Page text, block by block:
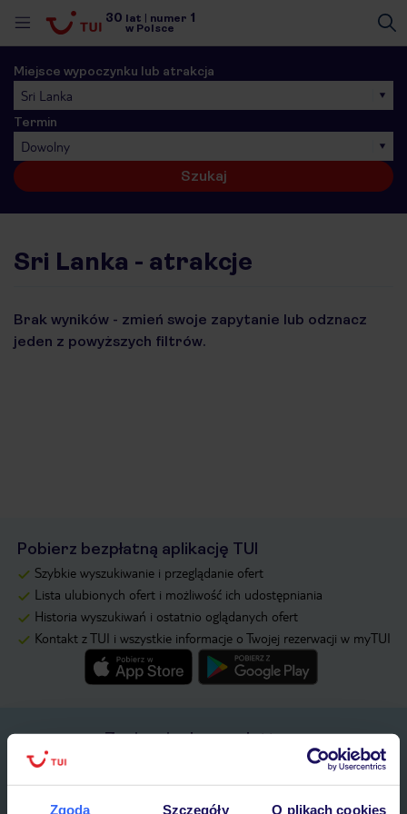
Zgoda Szczegóły O plikach cookies
30 lat numer 1
w Polsce
Miejsce wypoczynku lub atrakcja
Sri Lanka
Termin
Dowolny
Szukaj
Sri Lanka - atrakcje
Brak wyników - zmień swoje zapytanie lub odznacz
jeden z powyższych filtrów.
Pobierz bezpłatną aplikację TUI
Szybkie wyszukiwanie i przeglądanie ofert
Lista ulubionych ofert i możliwość ich udostępniania
Historia wyszukiwań i ostatnio oglądanych ofert
Kontakt z TUI i wszystkie informacje o Twojej rezerwacji w myTUI
Zapisz się do newslettera
IMIĘ*